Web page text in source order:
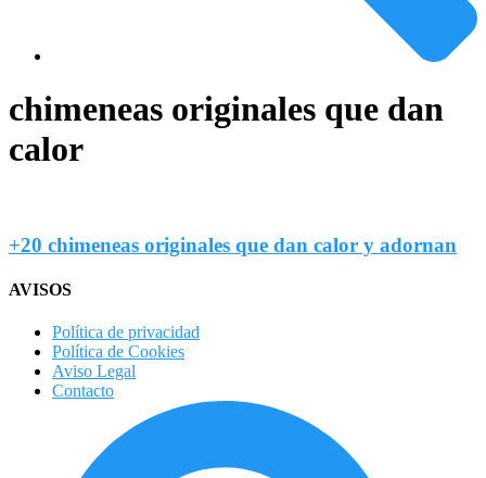
chimeneas originales que dan
calor
+20 chimeneas originales que dan calor y adornan
AVISOS
Política de privacidad
Política de Cookies
Aviso Legal
Contacto